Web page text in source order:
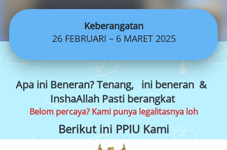
Keberangatan
26 FEBRUARI – 6 MARET 2025
Apa ini Beneran? Tenang, ini beneran &
InshaAllah Pasti berangkat
Belom percaya? Kami punya legalitasnya loh
Berikut ini PPIU Kami